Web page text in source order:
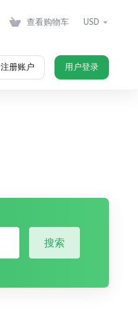
查看购物车 USD
注册账户 用户登录
搜索